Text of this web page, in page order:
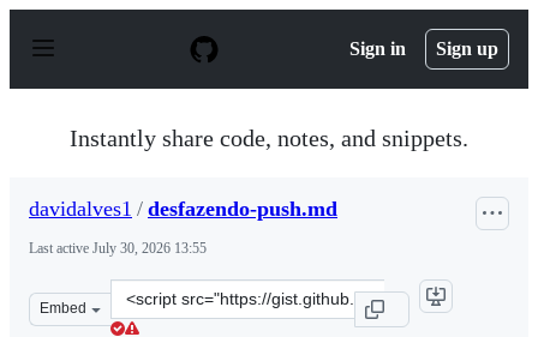
p
Sign in Sign up
Instantly share code, notes, and snippets.
davidalves1 / desfazendo-push.md
Last active July 30, 2026 13:55
Embed
Clone
this